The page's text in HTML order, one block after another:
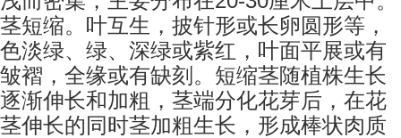
茎短缩。叶互生，披针形或长卵圆形等，
色淡绿、绿、深绿或紫红，叶面平展或有
皱褶，全缘或有缺刻。短缩茎随植株生长
逐渐伸长和加粗，茎端分化花芽后，在花
茎伸长的同时茎加粗生长，形成棒状肉质